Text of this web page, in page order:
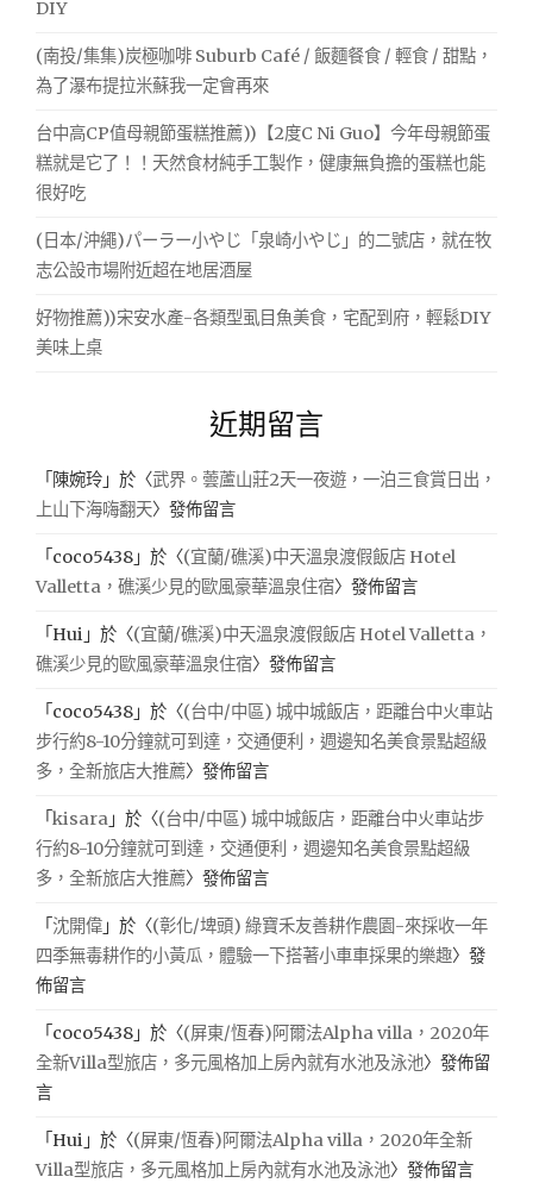
DIY
(南投/集集)炭極咖啡 Suburb Café / 飯麵餐食 / 輕食 / 甜點，
為了瀑布提拉米蘇我一定會再來
台中高CP值母親節蛋糕推薦))【2度C Ni Guo】今年母親節蛋
糕就是它了！！天然食材純手工製作，健康無負擔的蛋糕也能
很好吃
(日本/沖繩)パーラー小やじ「泉崎小やじ」的二號店，就在牧
志公設市場附近超在地居酒屋
好物推薦))宋安水產-各類型虱目魚美食，宅配到府，輕鬆DIY
美味上桌
近期留言
「 陳婉玲 」於〈武界。蕓蘆山莊2天一夜遊，一泊三食賞日出，
上山下海嗨翻天〉發佈留言
「 coco5438 」於〈(宜蘭/礁溪)中天溫泉渡假飯店 Hotel
Valletta，礁溪少見的歐風豪華溫泉住宿〉發佈留言
「Hui 」於〈(宜蘭/礁溪)中天溫泉渡假飯店 Hotel Valletta，
礁溪少見的歐風豪華溫泉住宿〉發佈留言
「 coco5438 」於〈(台中/中區) 城中城飯店，距離台中火車站
步行約8-10分鐘就可到達，交通便利，週邊知名美食景點超級
多，全新旅店大推薦〉發佈留言
「kisara 」於〈(台中/中區) 城中城飯店，距離台中火車站步
行約8-10分鐘就可到達，交通便利，週邊知名美食景點超級
多，全新旅店大推薦〉發佈留言
「沈開偉 」於〈(彰化/埤頭) 綠寶禾友善耕作農園-來採收一年
四季無毒耕作的小黃瓜，體驗一下搭著小車車採果的樂趣〉發
佈留言
「 coco5438 」於〈(屏東/恆春)阿爾法Alpha villa，2020年
全新Villa型旅店，多元風格加上房內就有水池及泳池〉發佈留
言
「Hui 」於〈(屏東/恆春)阿爾法Alpha villa，2020年全新
Villa型旅店，多元風格加上房內就有水池及泳池〉發佈留言